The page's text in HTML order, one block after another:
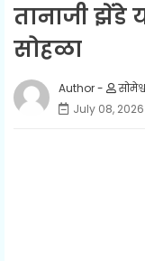
तानाजी झेंडे
सोहळा
July 08, 2026